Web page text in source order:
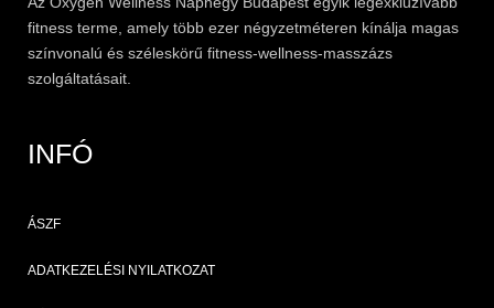
fitness terme, amely több ezer négyzetméteren kínálja magas
színvonalú és széleskörű fitness-wellness-masszázs
szolgáltatásait.
INFÓ
ÁSZF
ADATKEZELÉSI NYILATKOZAT